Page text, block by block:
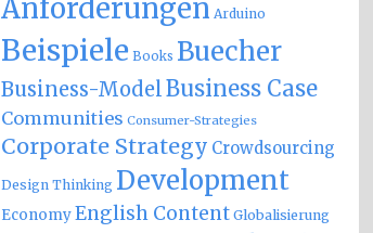
Anforderungen Arduino
Beispiele Books Buecher
Business-Model Business Case
Communities Consumer-Strategies
Corporate Strategy Crowdsourcing
Design Thinking Development
EconomyEnglish Content Globalisierung